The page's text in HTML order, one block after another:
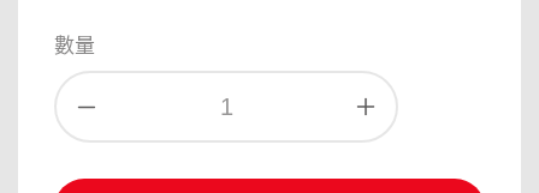
數量